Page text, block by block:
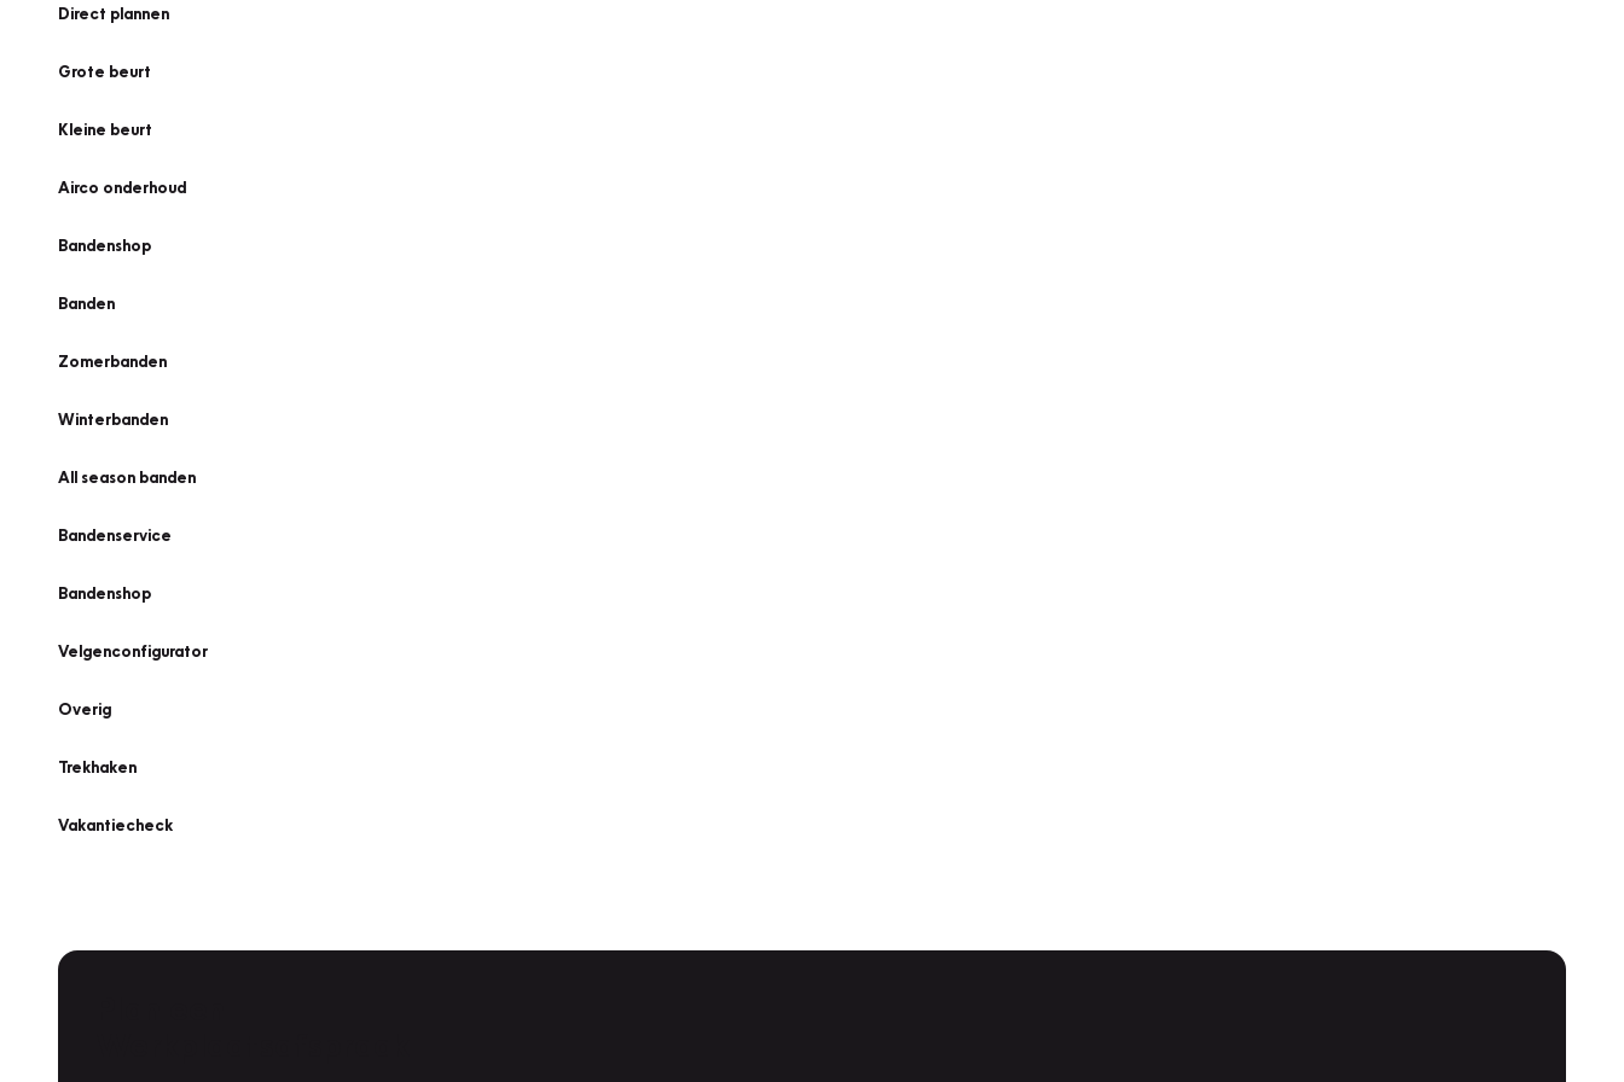
Direct plannen
Grote beurt
Kleine beurt
Airco onderhoud
Bandenshop
Banden
Zomerbanden
Winterbanden
All season banden
Bandenservice
Bandenshop
Velgenconfigurator
Overig
Trekhaken
Vakantiecheck